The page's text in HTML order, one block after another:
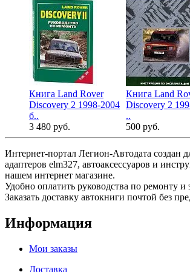
Книга Land Rover
Discovery 2 1998-2004
б..
3 480 руб.
Книга Land
Discovery 2
..
500 руб.
Интернет-портал Легион-Автодата создан
адаптеров elm327, автоаксессуаров и
нашем интернет магазине.
Удобно оплатить руководства по ремонту
Заказать доставку автокниги почтой без
Информация
Мои заказы
Доставка